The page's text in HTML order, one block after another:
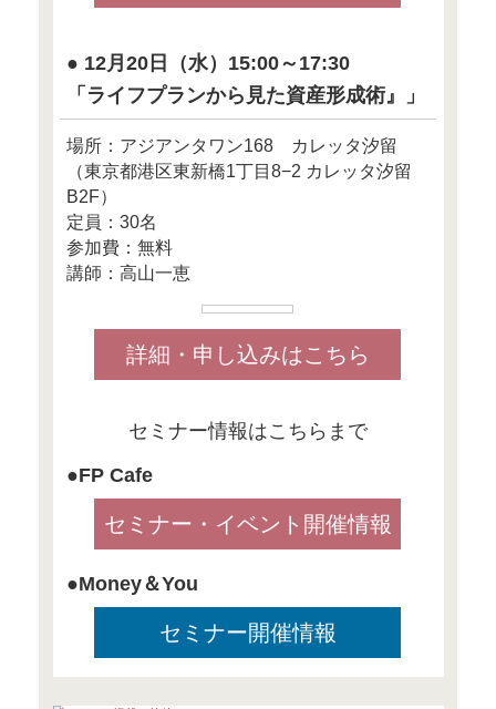
く、
高級取り意識が命取りになり
家計が赤字になってしまうこ
日本では所得が多いほど
税率が上がる累進課税制度を
収入が高くなればなるほど、
税金の負担は重くなります。
高収入といえども、
意外に手取り金額は、
イメージほど多くないので、
意識してお金を使うようにし